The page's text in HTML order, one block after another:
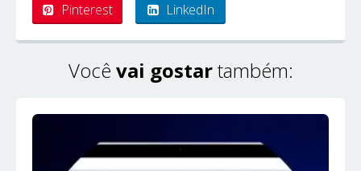
Pinterest LinkedIn
Você vai gostartambém: